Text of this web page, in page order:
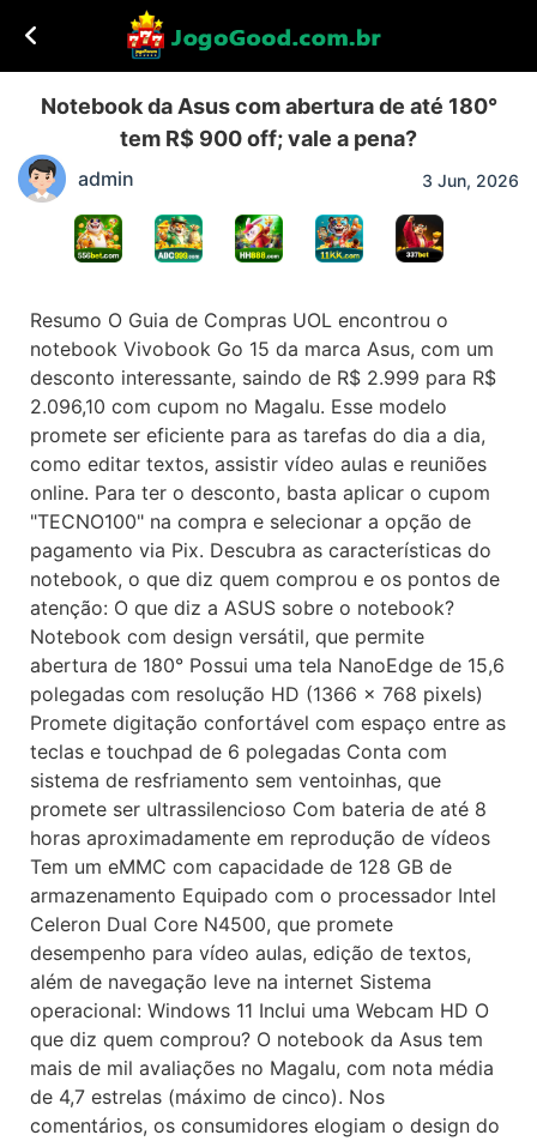
Notebook da Asus com abertura de até 180°
tem R$ 900 off; vale a pena?
admin 3 Jun, 2026
Resumo O Guia de Compras UOL encontrou o
notebook Vivobook Go 15 da marca Asus, com um
desconto interessante, saindo de R$ 2.999 para R$
2.096,10 com cupom no Magalu. Esse modelo
promete ser eficiente para as tarefas do dia a dia,
como editar textos, assistir vídeo aulas e reuniões
online. Para ter o desconto, basta aplicar o cupom
"TECNO100" na compra e selecionar a opção de
pagamento via Pix. Descubra as características do
notebook, o que diz quem comprou e os pontos de
atenção: O que diz a ASUS sobre o notebook?
Notebook com design versátil, que permite
abertura de 180° Possui uma tela NanoEdge de 15,6
polegadas com resolução HD (1366 x 768 pixels)
Promete digitação confortável com espaço entre as
teclas e touchpad de 6 polegadas Conta com
sistema de resfriamento sem ventoinhas, que
promete ser ultrassilencioso Com bateria de até 8
horas aproximadamente em reprodução de vídeos
Tem um eMMC com capacidade de 128 GB de
armazenamento Equipado com o processador Intel
Celeron Dual Core N4500, que promete
desempenho para vídeo aulas, edição de textos,
além de navegação leve na internet Sistema
operacional: Windows 11 Inclui uma Webcam HD O
que diz quem comprou? O notebook da Asus tem
mais de mil avaliações no Magalu, com nota média
de 4,7 estrelas (máximo de cinco). Nos
comentários, os consumidores elogiam o design do